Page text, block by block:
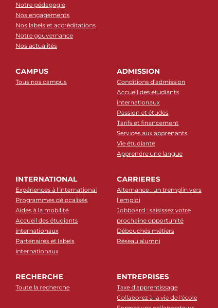
Notre pédagogie
Nos engagements
Nos labels et accréditations
Notre gouvernance
Nos actualités
CAMPUS
Tous nos campus
ADMISSION
Conditions d'admission
Accueil des étudiants
internationaux
Passion et études
Tarifs et financement
Services aux apprenants
Vie étudiante
Apprendre une langue
INTERNATIONAL
Expériences à l'international
Programmes délocalisés
Aides à la mobilité
Accueil des étudiants
internationaux
Partenaires et labels
internationaux
CARRIERES
Alternance : un tremplin vers
l’emploi
Jobboard : saisissez votre
prochaine opportunité
Débouchés métiers
Réseau alumni
RECHERCHE
Toute la recherche
ENTREPRISES
Taxe d'apprentissage
Collaborez à la vie de l'école